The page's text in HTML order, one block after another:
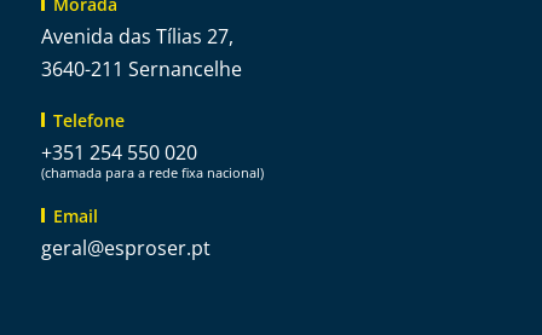
Avenida das Tílias 27,
3640-211 Sernancelhe
Telefone
+351 254 550 020
(chamada para a rede fixa nacional)
Email
tp.resorpse
@lareg